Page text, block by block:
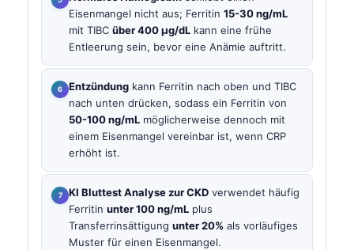
Eisenmangel nicht aus; Ferritin 15-30 ng/mL
mit TIBC über 400 µg/dL kann eine frühe
Entleerung sein, bevor eine Anämie auftritt.
Entzündung kann Ferritin nach oben und TIBC
nach unten drücken, sodass ein Ferritin von
50-100 ng/mL möglicherweise dennoch mit
einem Eisenmangel vereinbar ist, wenn CRP
erhöht ist.
KI Bluttest Analyse zur CKD verwendet häufig
Ferritin unter 100 ng/mL plus
Transferrinsättigung unter 20% als vorläufiges
Muster für einen Eisenmangel.